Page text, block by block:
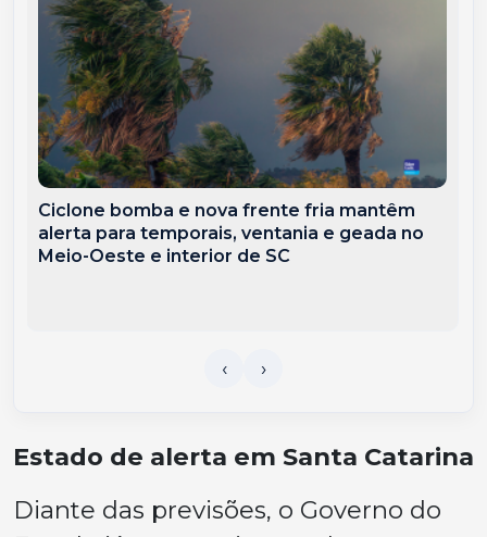
Ciclone bomba e nova frente fria mantêm
alerta para temporais, ventania e geada no
Meio-Oeste e interior de SC
Estado de alerta em Santa Catarina
Diante das previsões, o Governo do